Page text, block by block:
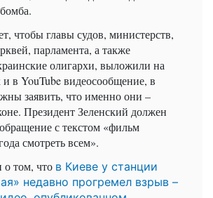
чтобы главы судов, министерств,
парламента, а также
олигархи, выложили на
и в YouTube видеосообщение, в
заявить, что именно они –
Президент Зеленский должен
с текстом «фильм
смотреть всем».
о том, что в Киеве у станции
недавно прогремел взрыв –